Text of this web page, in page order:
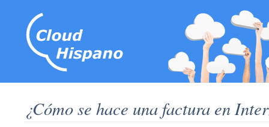
¿Cómo se hace una factura en